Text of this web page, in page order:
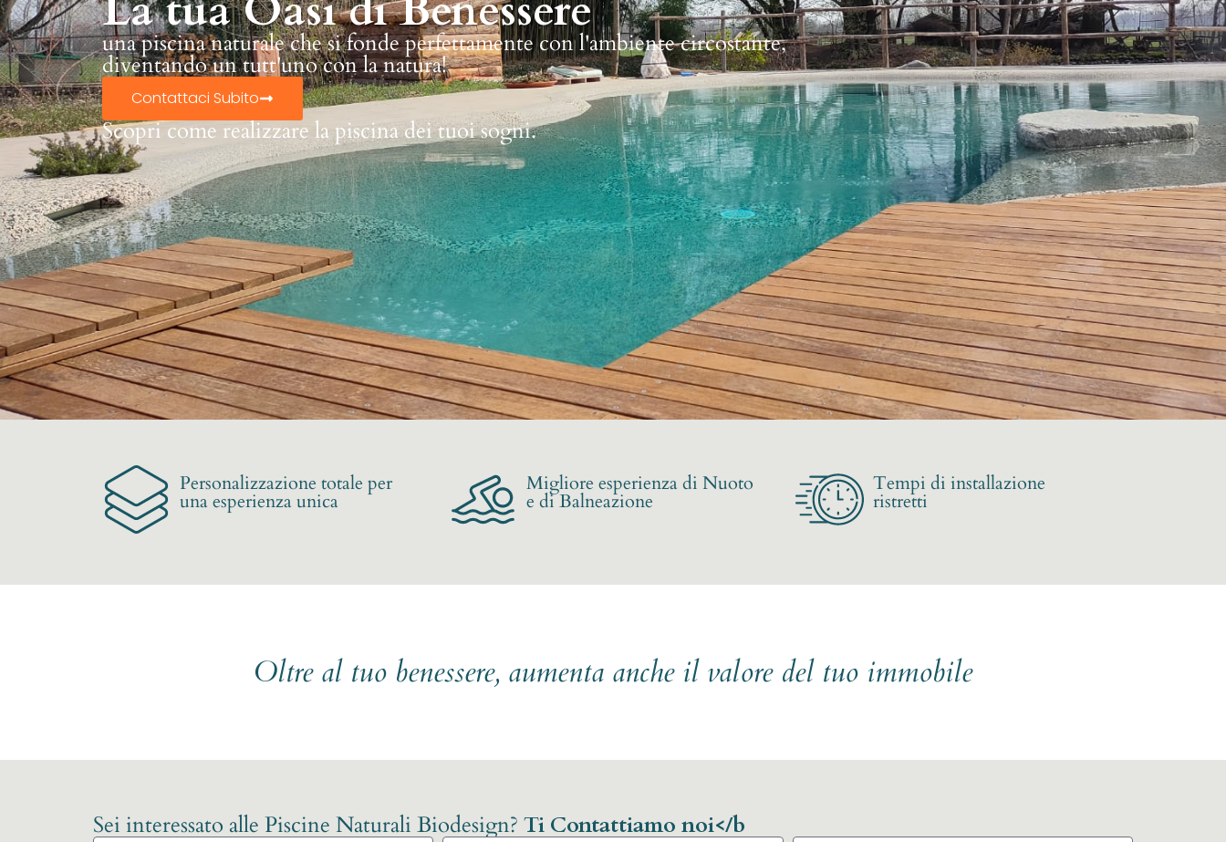
una piscina naturale che si fonde perfettamente con l'ambiente circostante,
diventando un tutt'uno con la natura!
Contattaci Subito
Scopri come realizzare la piscina dei tuoi sogni.
Personalizzazione totale per
una esperienza unica
Migliore esperienza di Nuoto
e di Balneazione
Tempi di installazione
ristretti
Oltre al tuo benessere, aumenta anche il valore del tuo immobile
Sei interessato alle Piscine Naturali Biodesign? Ti Contattiamo noi</b